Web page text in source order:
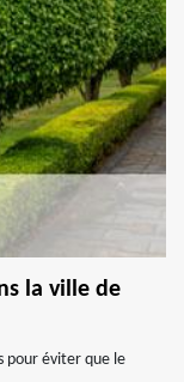
la ville de
pour éviter que le